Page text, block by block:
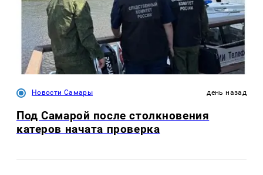
Новости Самары день назад
Под Самарой после столкновения
катеров начата проверка